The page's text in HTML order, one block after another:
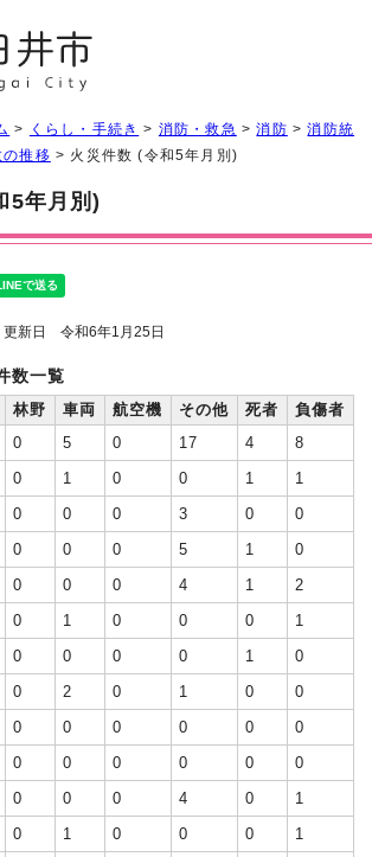
> くらし・手続き > 消防・救急 >消防 >消防統
の推移 > 火災件数 (令和5年月別)
5年月別)
更新日 令和6年1月25日
数一覧
林野 車両 航空機 その他 死者
負傷者
0 5 0 17 4
8
0 1 0 0 1
1
0 0 0 3 0
0
0 0 0 5 1
0
0 0 0 4 1
2
0 1 0 0 0
1
0 0 0 0 1
0
0 2 0 1 0
0
0 0 0 0 0
0
0 0 0 0 0
0
0 0 0 4 0
1
0 1 0 0 0
1